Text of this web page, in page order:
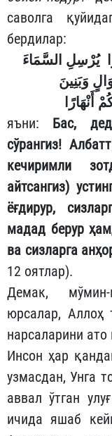
саволга
бердилар:
يُرْسِلِ السَّمَاءَ
وَبَنِينَ
яъни: Бас,
сўрангиз!
кечиримли
айтсангиз)
ёғдирур,
мадад берур
ва сизларга
12 оятлар).
Демак, мўмин-
юрсалар, Аллоҳ
нарсаларини
Инсон ҳар
узмасдан, Унга
аввал ўтган
ичида яшаб